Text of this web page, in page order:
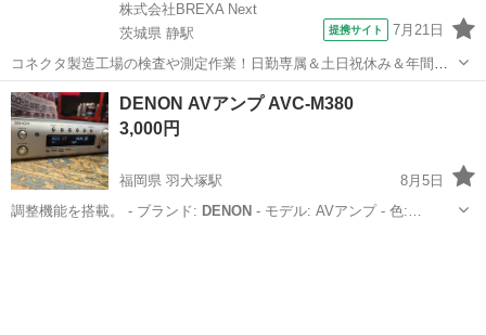
株式会社BREXA Next
茨城県 静駅
提携サイト 7月21日
コネクタ製造工場の検査や測定作業！日勤専属＆土日祝休み＆年間休
日128日★クリーンルーム内作業★マイカー通勤OK＆無料駐車場あり
★就業先食堂利用可！日払い制度あり！《茨城県常陸大宮市》 人気の
工場のお仕事 ◇コネクタ製造工...
茨城 常陸大宮市 その他
DENON AVアンプ AVC-M380
3,000円
福岡県 羽犬塚駅
8月5日
調整機能を搭載。 - ブランド: DENON- モデル: AVアンプ - 色:…